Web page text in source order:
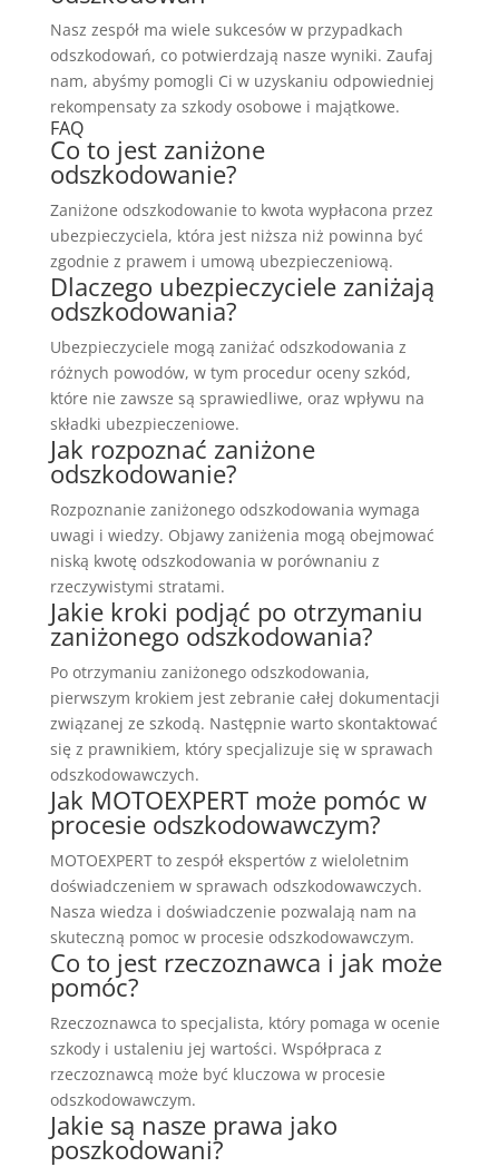
Nasz zespół ma wiele sukcesów w przypadkach
odszkodowań, co potwierdzają nasze wyniki. Zaufaj
nam, abyśmy pomogli Ci w uzyskaniu odpowiedniej
rekompensaty za szkody osobowe i majątkowe.
FAQ
Co to jest zaniżone
odszkodowanie?
Zaniżone odszkodowanie to kwota wypłacona przez
ubezpieczyciela, która jest niższa niż powinna być
zgodnie z prawem i umową ubezpieczeniową.
Dlaczego ubezpieczyciele zaniżają
odszkodowania?
Ubezpieczyciele mogą zaniżać odszkodowania z
różnych powodów, w tym procedur oceny szkód,
które nie zawsze są sprawiedliwe, oraz wpływu na
składki ubezpieczeniowe.
Jak rozpoznać zaniżone
odszkodowanie?
Rozpoznanie zaniżonego odszkodowania wymaga
uwagi i wiedzy. Objawy zaniżenia mogą obejmować
niską kwotę odszkodowania w porównaniu z
rzeczywistymi stratami.
Jakie kroki podjąć po otrzymaniu
zaniżonego odszkodowania?
Po otrzymaniu zaniżonego odszkodowania,
pierwszym krokiem jest zebranie całej dokumentacji
związanej ze szkodą. Następnie warto skontaktować
się z prawnikiem, który specjalizuje się w sprawach
odszkodowawczych.
Jak MOTOEXPERT może pomóc w
procesie odszkodowawczym?
MOTOEXPERT to zespół ekspertów z wieloletnim
doświadczeniem w sprawach odszkodowawczych.
Nasza wiedza i doświadczenie pozwalają nam na
skuteczną pomoc w procesie odszkodowawczym.
Co to jest rzeczoznawca i jak może
pomóc?
Rzeczoznawca to specjalista, który pomaga w ocenie
szkody i ustaleniu jej wartości. Współpraca z
rzeczoznawcą może być kluczowa w procesie
odszkodowawczym.
Jakie są nasze prawa jako
poszkodowani?